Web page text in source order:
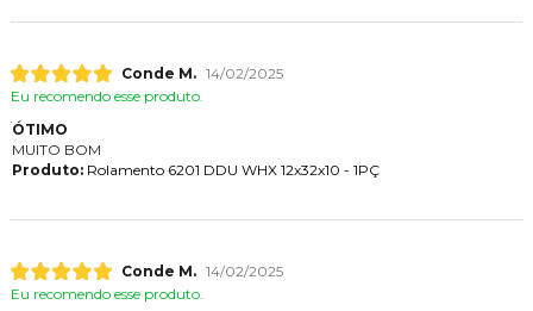
Conde M. 14/02/2025
Eu recomendo esse produto.
ÓTIMO
MUITO BOM
Produto:Rolamento 6201 DDU WHX 12x32x10 - 1PÇ
Conde M. 14/02/2025
Eu recomendo esse produto.